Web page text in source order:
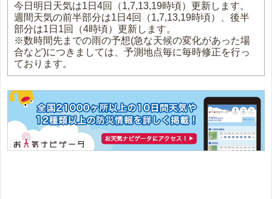
今日明日天気は1日4回（1,7,13,19時頃）更新します。
週間天気の前半部分は1日4回（1,7,13,19時頃）、後半
部分は1日1回（4時頃）更新します。
※数時間先までの雨の予想(急な天候の変化があった場
合など)につきましては、予測地点毎に毎時修正を行っ
ております。